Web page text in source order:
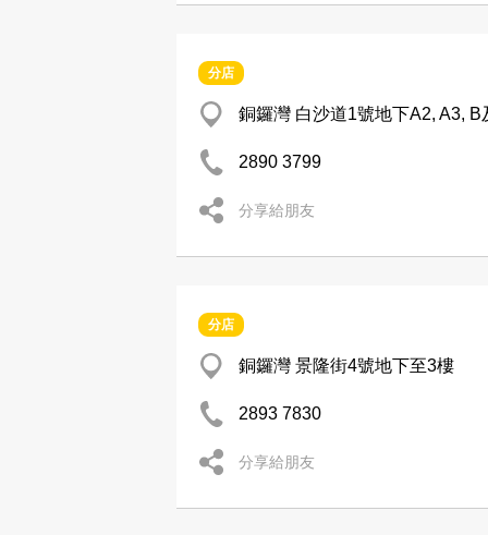
分店
銅鑼灣 白沙道1號地下A2, A3, B
2890 3799
分享給朋友
分店
銅鑼灣 景隆街4號地下至3樓
2893 7830
分享給朋友